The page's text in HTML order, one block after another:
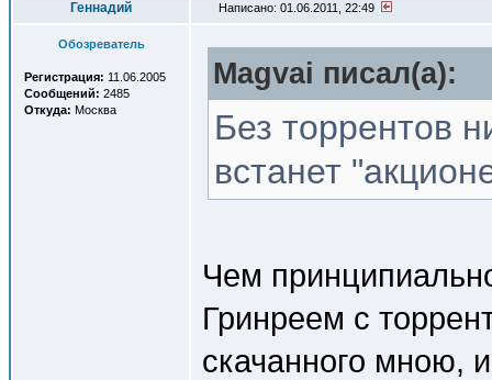
Геннадий Написано: 01.06.2011, 22:49
Обозреватель
Регистрация: 11.06.2005
Сообщений: 2485
Откуда: Москва
Magvai писал(a):
Без торрентов
встанет
Чем
Гринреем с
скачанного мною,